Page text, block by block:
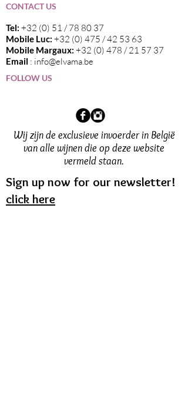
CONTACT US
Tel: +32 (0) 51 / 78 80 37
Mobile Luc: +32 (0) 475 / 42 53 63
Mobile Margaux: +32 (0) 478 / 21 57 37
Email : info@elvama.be
FOLLOW US
Wij zijn de exclusieve invoerder in België
van alle wijnen die op deze website
vermeld staan.
Sign up now for our newsletter!
click here